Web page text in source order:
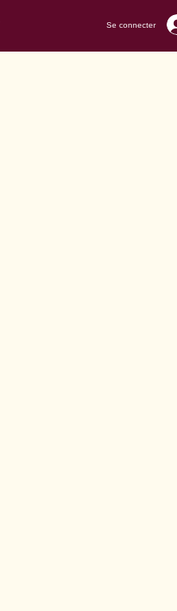
Se connecter